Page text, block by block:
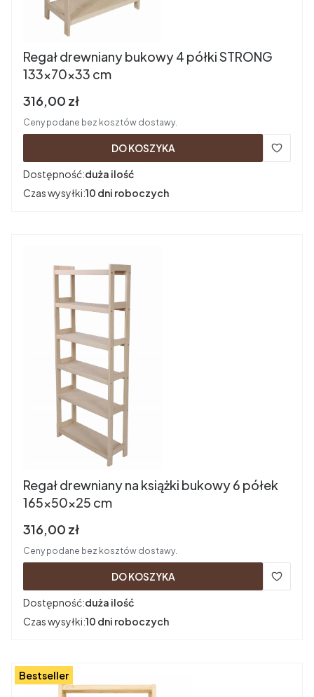
Regał drewniany bukowy 4 półki STRONG
133x70x33 cm
Cena brutto
316,00 zł
Ceny podane bez kosztów dostawy.
DO KOSZYKA
Dostępność:duża ilość
Czas wysyłki:10 dni roboczych
Regał drewniany na książki bukowy 6 półek
165x50x25 cm
Cena brutto
316,00 zł
Ceny podane bez kosztów dostawy.
DO KOSZYKA
Dostępność:duża ilość
Czas wysyłki:10 dni roboczych
Bestseller